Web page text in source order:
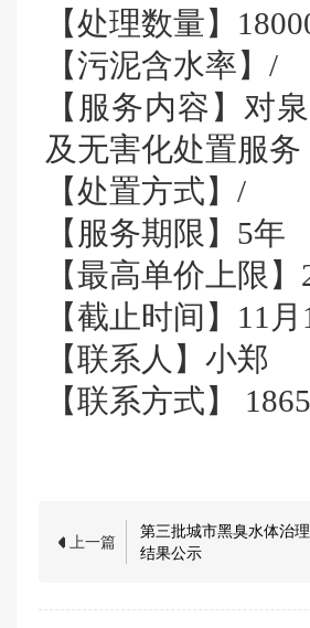
【处理数量】
【污泥含水率】/
【服务内容】对
及无害化处置服
【处置方式】/
【服务期限】5年
【最高单价上限
【截止时间】11
【联系人】小郑
【联系方式】
上一篇
第三批城市黑臭水体治
结果公示